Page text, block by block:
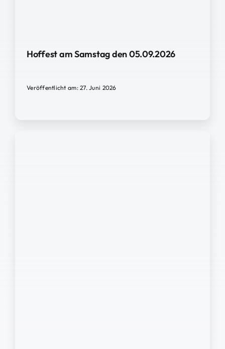
Hoffest am Samstag den 05.09.2026
Veröffentlicht am: 27. Juni 2026